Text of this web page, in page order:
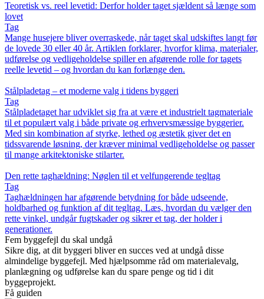
Teoretisk vs. reel levetid: Derfor holder taget sjældent så længe som
lovet
Tag
Mange husejere bliver overraskede, når taget skal udskiftes langt før
de lovede 30 eller 40 år. Artiklen forklarer, hvorfor klima, materialer,
udførelse og vedligeholdelse spiller en afgørende rolle for tagets
reelle levetid – og hvordan du kan forlænge den.
Stålpladetag – et moderne valg i tidens byggeri
Tag
Stålpladetaget har udviklet sig fra at være et industrielt tagmateriale
til et populært valg i både private og erhvervsmæssige byggerier.
Med sin kombination af styrke, lethed og æstetik giver det en
tidssvarende løsning, der kræver minimal vedligeholdelse og passer
til mange arkitektoniske stilarter.
Den rette taghældning: Nøglen til et velfungerende tegltag
Tag
Taghældningen har afgørende betydning for både udseende,
holdbarhed og funktion af dit tegltag. Læs, hvordan du vælger den
rette vinkel, undgår fugtskader og sikrer et tag, der holder i
generationer.
Fem byggefejl du skal undgå
Sikre dig, at dit byggeri bliver en succes ved at undgå disse
almindelige byggefejl. Med hjælpsomme råd om materialevalg,
planlægning og udførelse kan du spare penge og tid i dit
byggeprojekt.
Få guiden